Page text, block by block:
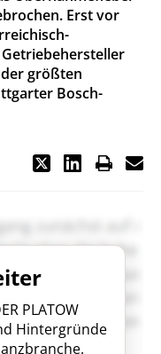
Erst vor
größten
Bosch-
PLATOW
Hintergründe